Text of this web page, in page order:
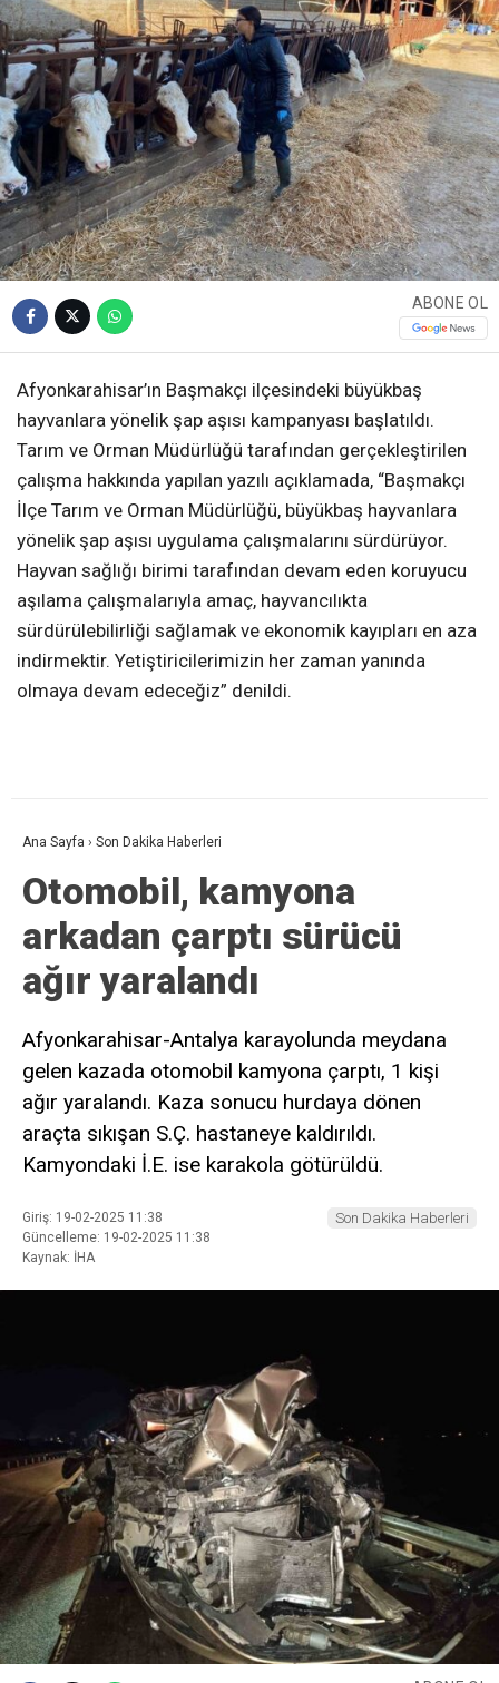
ABONE OL
Afyonkarahisar’ın Başmakçı ilçesindeki büyükbaş
hayvanlara yönelik şap aşısı kampanyası başlatıldı.
Tarım ve Orman Müdürlüğü tarafından gerçekleştirilen
çalışma hakkında yapılan yazılı açıklamada, “Başmakçı
İlçe Tarım ve Orman Müdürlüğü, büyükbaş hayvanlara
yönelik şap aşısı uygulama çalışmalarını sürdürüyor.
Hayvan sağlığı birimi tarafından devam eden koruyucu
aşılama çalışmalarıyla amaç, hayvancılıkta
sürdürülebilirliği sağlamak ve ekonomik kayıpları en aza
indirmektir. Yetiştiricilerimizin her zaman yanında
olmaya devam edeceğiz” denildi.
Ana Sayfa › Son Dakika Haberleri
Otomobil, kamyona
arkadan çarptı sürücü
ağır yaralandı
Afyonkarahisar-Antalya karayolunda meydana
gelen kazada otomobil kamyona çarptı, 1 kişi
ağır yaralandı. Kaza sonucu hurdaya dönen
araçta sıkışan S.Ç. hastaneye kaldırıldı.
Kamyondaki İ.E. ise karakola götürüldü.
Giriş: 19-02-2025 11:38
Güncelleme: 19-02-2025 11:38
Kaynak: İHA
Son Dakika Haberleri